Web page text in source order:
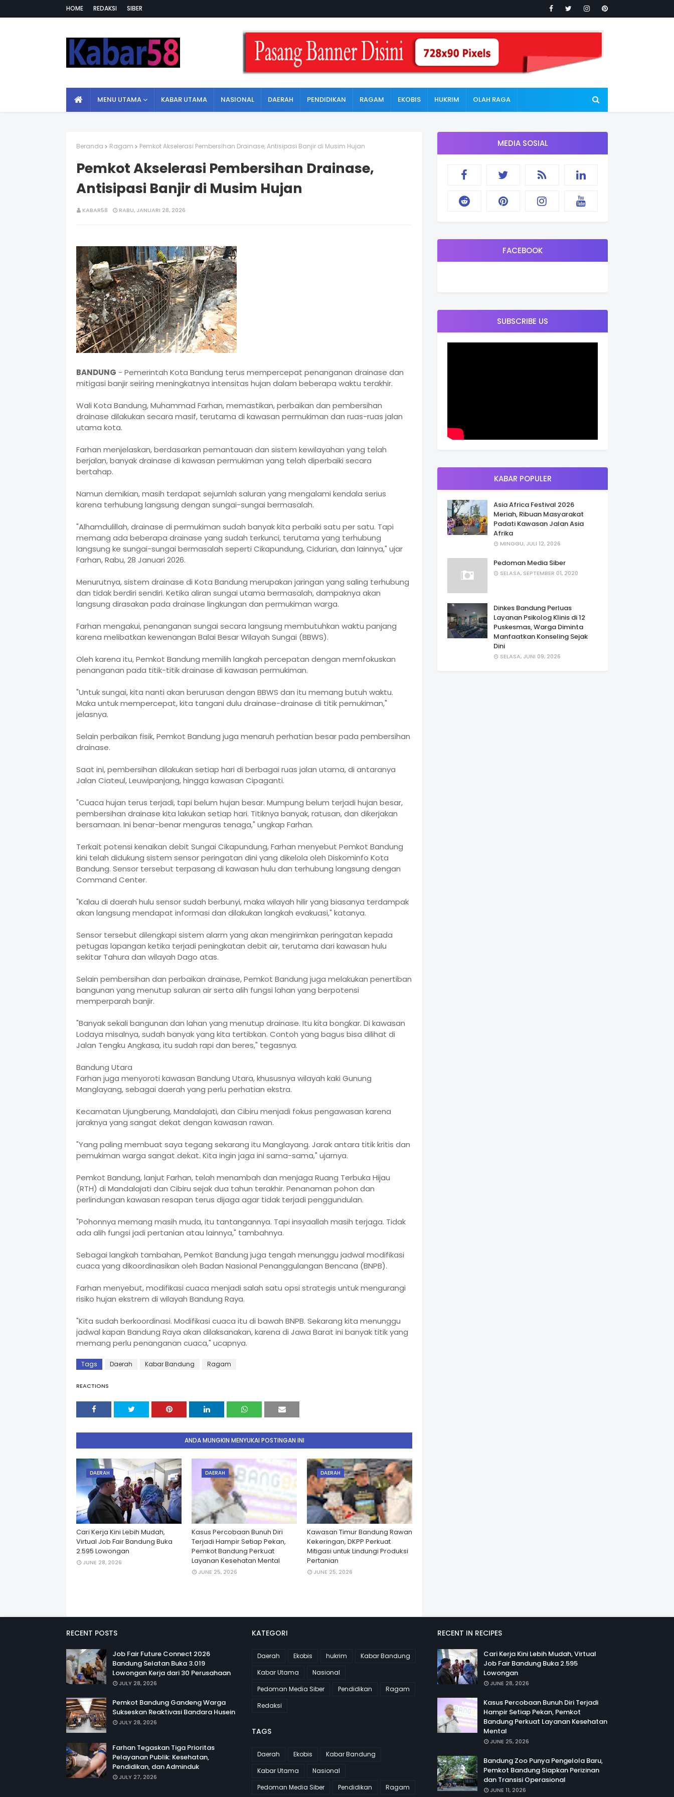
HOME REDAKSI SIBER
MENU UTAMA KABAR UTAMA NASIONAL DAERAH PENDIDIKAN RAGAM EKOBIS HUKRIM OLAH RAGA
Beranda Ragam Pemkot Akselerasi Pembersihan Drainase, Antisipasi Banjir di Musim Hujan
Pemkot Akselerasi Pembersihan Drainase,
Antisipasi Banjir di Musim Hujan
KABAR58 RABU, JANUARI 28, 2026
BANDUNG - Pemerintah Kota Bandung terus mempercepat penanganan drainase dan
mitigasi banjir seiring meningkatnya intensitas hujan dalam beberapa waktu terakhir.
Wali Kota Bandung, Muhammad Farhan, memastikan, perbaikan dan pembersihan
drainase dilakukan secara masif, terutama di kawasan permukiman dan ruas-ruas jalan
utama kota.
Farhan menjelaskan, berdasarkan pemantauan dan sistem kewilayahan yang telah
berjalan, banyak drainase di kawasan permukiman yang telah diperbaiki secara
bertahap.
Namun demikian, masih terdapat sejumlah saluran yang mengalami kendala serius
karena terhubung langsung dengan sungai-sungai bermasalah.
"Alhamdulillah, drainase di permukiman sudah banyak kita perbaiki satu per satu. Tapi
memang ada beberapa drainase yang sudah terkunci, terutama yang terhubung
langsung ke sungai-sungai bermasalah seperti Cikapundung, Cidurian, dan lainnya," ujar
Farhan, Rabu, 28 Januari 2026.
Menurutnya, sistem drainase di Kota Bandung merupakan jaringan yang saling terhubung
dan tidak berdiri sendiri. Ketika aliran sungai utama bermasalah, dampaknya akan
langsung dirasakan pada drainase lingkungan dan permukiman warga.
Farhan mengakui, penanganan sungai secara langsung membutuhkan waktu panjang
karena melibatkan kewenangan Balai Besar Wilayah Sungai (BBWS).
Oleh karena itu, Pemkot Bandung memilih langkah percepatan dengan memfokuskan
penanganan pada titik-titik drainase di kawasan permukiman.
"Untuk sungai, kita nanti akan berurusan dengan BBWS dan itu memang butuh waktu.
Maka untuk mempercepat, kita tangani dulu drainase-drainase di titik pemukiman,"
jelasnya.
Selain perbaikan fisik, Pemkot Bandung juga menaruh perhatian besar pada pembersihan
drainase.
Saat ini, pembersihan dilakukan setiap hari di berbagai ruas jalan utama, di antaranya
Jalan Ciateul, Leuwipanjang, hingga kawasan Cipaganti.
"Cuaca hujan terus terjadi, tapi belum hujan besar. Mumpung belum terjadi hujan besar,
pembersihan drainase kita lakukan setiap hari. Titiknya banyak, ratusan, dan dikerjakan
bersamaan. Ini benar-benar menguras tenaga," ungkap Farhan.
Terkait potensi kenaikan debit Sungai Cikapundung, Farhan menyebut Pemkot Bandung
kini telah didukung sistem sensor peringatan dini yang dikelola oleh Diskominfo Kota
Bandung. Sensor tersebut terpasang di kawasan hulu dan terhubung langsung dengan
Command Center.
"Kalau di daerah hulu sensor sudah berbunyi, maka wilayah hilir yang biasanya terdampak
akan langsung mendapat informasi dan dilakukan langkah evakuasi," katanya.
Sensor tersebut dilengkapi sistem alarm yang akan mengirimkan peringatan kepada
petugas lapangan ketika terjadi peningkatan debit air, terutama dari kawasan hulu
sekitar Tahura dan wilayah Dago atas.
Selain pembersihan dan perbaikan drainase, Pemkot Bandung juga melakukan penertiban
bangunan yang menutup saluran air serta alih fungsi lahan yang berpotensi
memperparah banjir.
"Banyak sekali bangunan dan lahan yang menutup drainase. Itu kita bongkar. Di kawasan
Lodaya misalnya, sudah banyak yang kita tertibkan. Contoh yang bagus bisa dilihat di
Jalan Tengku Angkasa, itu sudah rapi dan beres," tegasnya.
Bandung Utara
Farhan juga menyoroti kawasan Bandung Utara, khususnya wilayah kaki Gunung
Manglayang, sebagai daerah yang perlu perhatian ekstra.
Kecamatan Ujungberung, Mandalajati, dan Cibiru menjadi fokus pengawasan karena
jaraknya yang sangat dekat dengan kawasan rawan.
"Yang paling membuat saya tegang sekarang itu Manglayang. Jarak antara titik kritis dan
pemukiman warga sangat dekat. Kita ingin jaga ini sama-sama," ujarnya.
Pemkot Bandung, lanjut Farhan, telah menambah dan menjaga Ruang Terbuka Hijau
(RTH) di Mandalajati dan Cibiru sejak dua tahun terakhir. Penanaman pohon dan
perlindungan kawasan resapan terus dijaga agar tidak terjadi penggundulan.
"Pohonnya memang masih muda, itu tantangannya. Tapi insyaallah masih terjaga. Tidak
ada alih fungsi jadi pertanian atau lainnya," tambahnya.
Sebagai langkah tambahan, Pemkot Bandung juga tengah menunggu jadwal modifikasi
cuaca yang dikoordinasikan oleh Badan Nasional Penanggulangan Bencana (BNPB).
Farhan menyebut, modifikasi cuaca menjadi salah satu opsi strategis untuk mengurangi
risiko hujan ekstrem di wilayah Bandung Raya.
"Kita sudah berkoordinasi. Modifikasi cuaca itu di bawah BNPB. Sekarang kita menunggu
jadwal kapan Bandung Raya akan dilaksanakan, karena di Jawa Barat ini banyak titik yang
memang perlu penanganan cuaca," ucapnya.
Tags Daerah Kabar Bandung Ragam
REACTIONS
ANDA MUNGKIN MENYUKAI POSTINGAN INI
DAERAH
Cari Kerja Kini Lebih Mudah,
Virtual Job Fair Bandung Buka
2.595 Lowongan
JUNE 28, 2026
DAERAH
Kasus Percobaan Bunuh Diri
Terjadi Hampir Setiap Pekan,
Pemkot Bandung Perkuat
Layanan Kesehatan Mental
JUNE 25, 2026
DAERAH
Kawasan Timur Bandung Rawan
Kekeringan, DKPP Perkuat
Mitigasi untuk Lindungi Produksi
Pertanian
JUNE 25, 2026
MEDIA SOSIAL
FACEBOOK
SUBSCRIBE US
KABAR POPULER
Asia Africa Festival 2026
Meriah, Ribuan Masyarakat
Padati Kawasan Jalan Asia
Afrika
MINGGU, JULI 12, 2026
Pedoman Media Siber
SELASA, SEPTEMBER 01, 2020
Dinkes Bandung Perluas
Layanan Psikolog Klinis di 12
Puskesmas, Warga Diminta
Manfaatkan Konseling Sejak
Dini
SELASA, JUNI 09, 2026
RECENT POSTS
Job Fair Future Connect 2026
Bandung Selatan Buka 3.019
Lowongan Kerja dari 30 Perusahaan
JULY 28, 2026
Pemkot Bandung Gandeng Warga
Sukseskan Reaktivasi Bandara Husein
JULY 28, 2026
Farhan Tegaskan Tiga Prioritas
Pelayanan Publik: Kesehatan,
Pendidikan, dan Adminduk
JULY 27, 2026
KATEGORI
Daerah Ekobis hukrim
Kabar Bandung
Kabar Utama
Nasional
Pedoman Media Siber
Pendidikan
Ragam
Redaksi
TAGS
Daerah Ekobis
Kabar Bandung
Kabar Utama
Nasional
Pedoman Media Siber
Pendidikan Ragam
RECENT IN RECIPES
Cari Kerja Kini Lebih Mudah, Virtual
Job Fair Bandung Buka 2.595
Lowongan
JUNE 28, 2026
Kasus Percobaan Bunuh Diri Terjadi
Hampir Setiap Pekan, Pemkot
Bandung Perkuat Layanan Kesehatan
Mental
JUNE 25, 2026
Bandung Zoo Punya Pengelola Baru,
Pemkot Bandung Siapkan Perizinan
dan Transisi Operasional
JUNE 11, 2026